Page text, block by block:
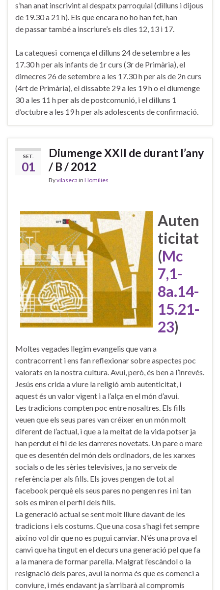
s’han anat inscrivint al despatx parroquial (dilluns i dijous
de 19.30 a 21 h). Els que encara no ho han fet, han
de passar també a inscriure’s els dies 12, 13 i 17.
La catequesi comença el dilluns 24 de setembre a les
17.30 h per als infants de 1r curs (3r de Primària), el
dimecres 26 de setembre a les 17.30 h per als de 2n curs
(4rt de Primària), el dissabte 29 a les 19 h o el diumenge
30 a les 11 h per als de postcomunió, i el dilluns 1
d’octubre a les 19 h per als adolescents de confirmació.
SET.
01
Diumenge XXII de durant l’any
/ B / 2012
Byvilaseca in Homilies
Auten
ticitat
(Mc
7,1-
8a.14-
15.21-
23)
Moltes vegades llegim evangelis que van a
contracorrent i ens fan reflexionar sobre aspectes poc
valorats en la nostra cultura. Avui, però, és ben a l’inrevés.
Jesús ens crida a viure la religió amb autenticitat, i
aquest és un valor vigent i a l’alça en el món d’avui.
Les tradicions compten poc entre nosaltres. Els fills
veuen que els seus pares van créixer en un món molt
diferent de l’actual, i que a la meitat de la vida potser ja
han perdut el fil de les darreres novetats. Un pare o mare
que es desentén del món dels ordinadors, de les xarxes
socials o de les sèries televisives, ja no serveix de
referència per als fills. Els joves pengen de tot al
facebook perquè els seus pares no pengen res i ni tan
sols es miren el perfil dels fills.
La generació actual se sent molt lliure davant de les
tradicions i els costums. Que una cosa s’hagi fet sempre
així no vol dir que no es pugui canviar. N’és una prova el
canvi que ha tingut en el decurs una generació pel que fa
a la manera de formar parella. Malgrat l’escàndol o la
resignació dels pares, avui la norma és que es comenci a
conviure, i més endavant ja s’arribarà al compromís